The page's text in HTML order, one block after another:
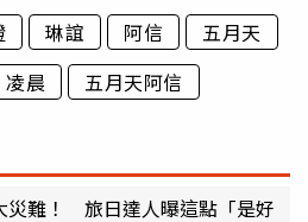
琳誼 阿信
五月天
凌晨 五月天阿信
災難！ 旅日達人曝這點「是好